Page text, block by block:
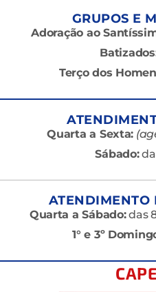
GRUPOS E
Adoração ao
Terço dos
Quarta a Sexta:
Sábado:
ATENDIMENTO
Quarta a Sábado:das
1° e 3º